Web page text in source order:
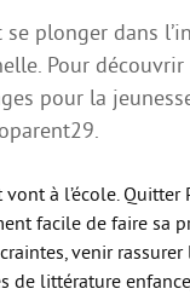
se plonger dans
Pour
pour la
à l’école. Quitter
facile de faire sa
venir
de littérature